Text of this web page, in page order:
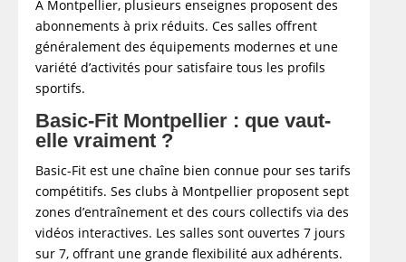
À Montpellier, plusieurs enseignes proposent des
abonnements à prix réduits. Ces salles offrent
généralement des équipements modernes et une
variété d’activités pour satisfaire tous les profils
sportifs.
Basic-Fit Montpellier : que vaut-
elle vraiment ?
Basic-Fit est une chaîne bien connue pour ses tarifs
compétitifs. Ses clubs à Montpellier proposent sept
zones d’entraînement et des cours collectifs via des
vidéos interactives. Les salles sont ouvertes 7 jours
sur 7, offrant une grande flexibilité aux adhérents.